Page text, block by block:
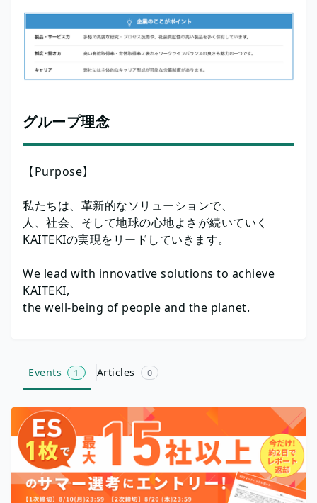
グループ理念
【Purpose】
私たちは、革新的なソリューションで、
人、社会、そして地球の心地よさが続いていく
KAITEKIの実現をリードしていきます。
We lead with innovative solutions to achieve
KAITEKI,
the well-being of people and the planet.
Events 1 Articles 0